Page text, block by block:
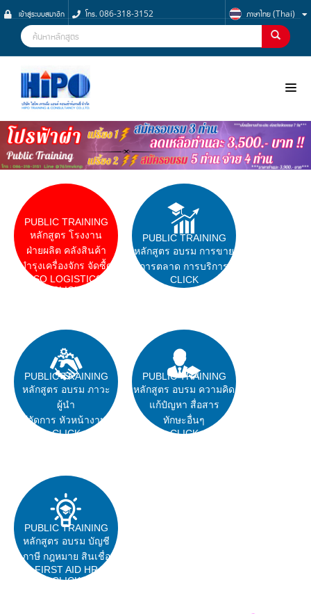
เข้าสู่ระบบสมาชิก โทร. 086-318-3152 ภาษาไทย (Thai)
NOO
PUBLIC TRAINING
หลักสูตร โรงงาน
ฝ่ายผลิต คลังสินค้า
บำรุงเครื่องจักร จัดซื้ด
ISO LOGISTICS
CLICK
PUBLIC TRAINING
หลักสูตร อบรม การขาย
การตลาด การบริการ
CLICK
PUBLIC TRAINING
หลักสูตร อบรม ภาวะ
ผู้นำ
ผู้จัดการ หัวหน้างาน
CLICK
PUBLIC TRAINING
หลักสูตร อบรม ความคิด
แก้ปํญหา สื่อสาร
ทักษะอื่นๆ
CLICK
PUBLIC TRAINING
หลักสูตร อบรม บัญชี
ภาษี กฎหมาย สินเชื่อ
FIRST AID HR
CLICK